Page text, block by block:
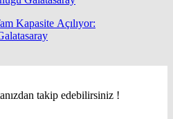
Kapasite Açılıyor:
takip edebilirsiniz !